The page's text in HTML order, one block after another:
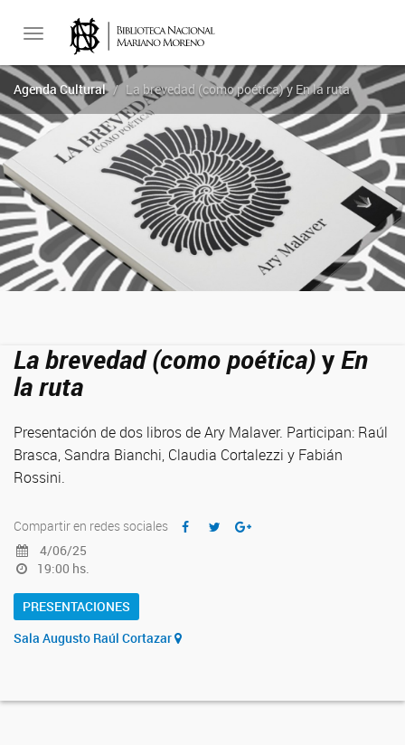
Toggle
navigation
Agenda Cultural La brevedad (como poética) y En la ruta
La brevedad (como poética)yEn
la ruta
Presentación de dos libros de Ary Malaver. Participan: Raúl
Brasca, Sandra Bianchi, Claudia Cortalezzi y Fabián
Rossini.
Compartir en redes sociales
4/06/25
19:00 hs.
PRESENTACIONES
Sala Augusto Raúl Cortazar